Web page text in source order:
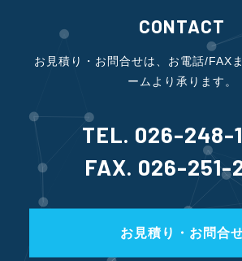
CONTACT
お見積り・お問合せは、お電話/FAX
ームより承ります。
TEL. 026-248-
FAX. 026-251-
お見積り・お問合